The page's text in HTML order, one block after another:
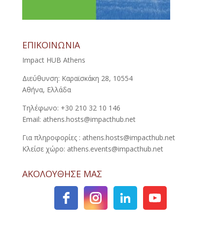
ΕΠΙΚΟΙΝΩΝΙΑ
Impact HUB Athens
Διεύθυνση: Καραϊσκάκη 28, 10554
Αθήνα, Ελλάδα
Τηλέφωνο: +30 210 32 10 146
Email: athens.hosts@impacthub.net
Για πληροφορίες : athens.hosts@impacthub.net
Κλείσε χώρο: athens.events@impacthub.net
ΑΚΟΛΟΥΘΗΣΕ ΜΑΣ